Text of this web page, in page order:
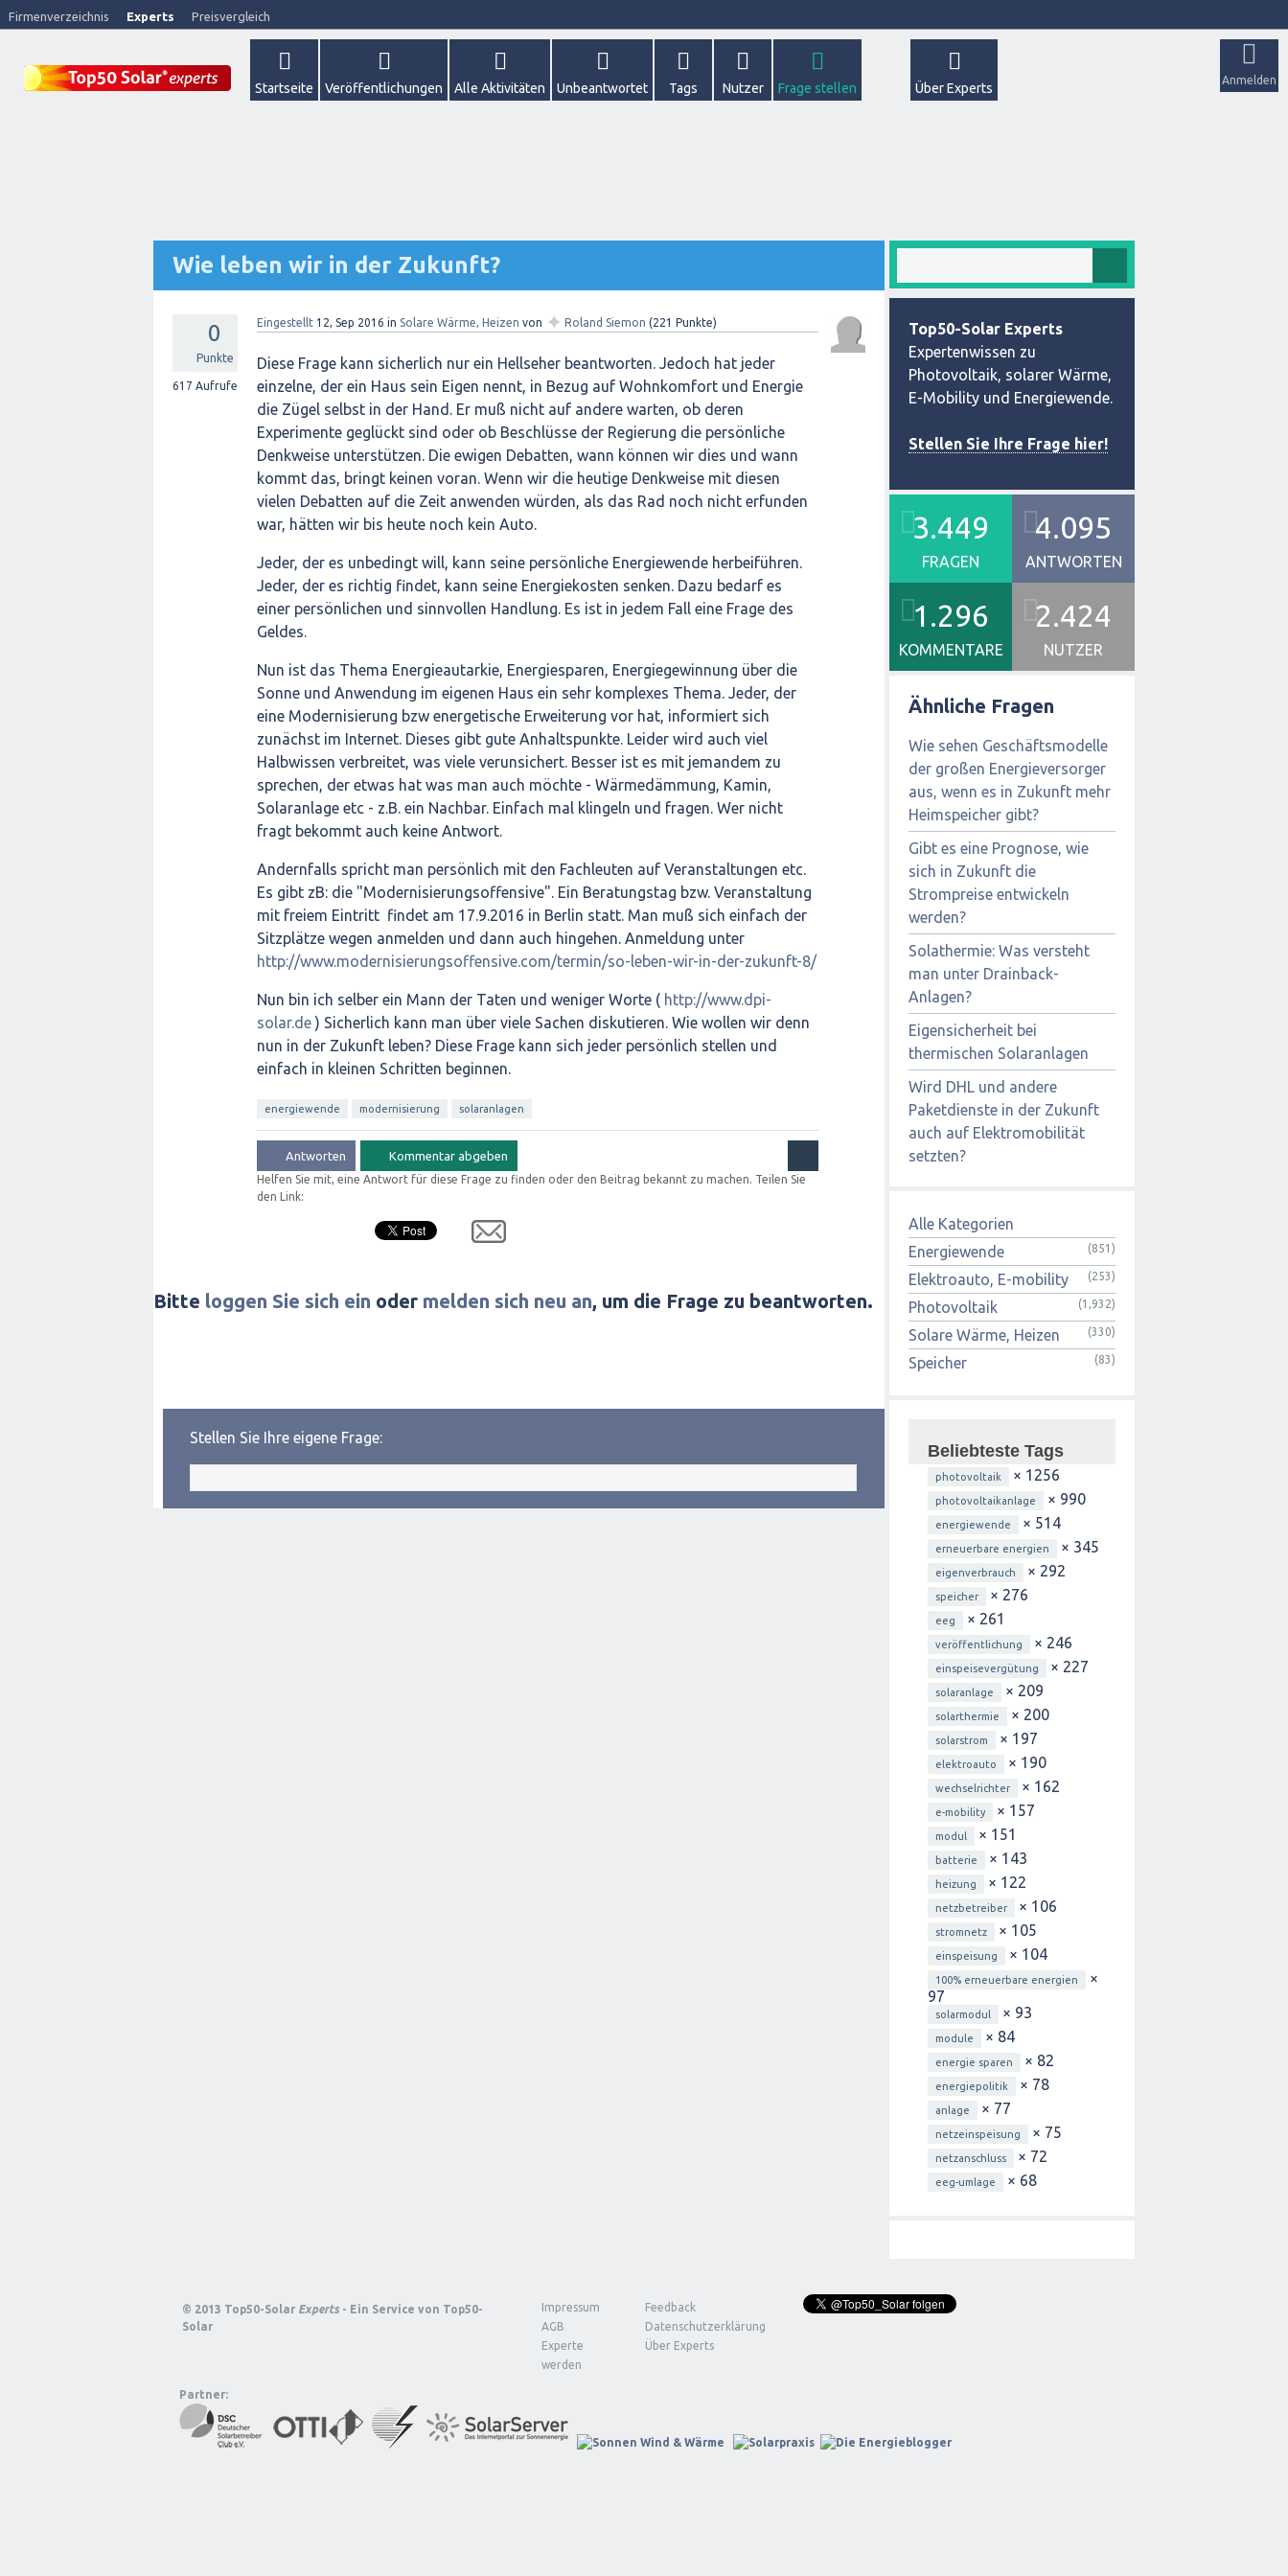
Firmenverzeichnis Experts Preisvergleich
Anmelden
Startseite Veröffentlichungen Alle Aktivitäten Unbeantwortet Tags Nutzer Frage stellen Über Experts
Wie leben wir in der Zukunft?
0
Punkte
617 Aufrufe
Eingestellt 12, Sep 2016 in Solare Wärme, Heizen von ✦ Roland Siemon (221 Punkte)
Diese Frage kann sicherlich nur ein Hellseher beantworten. Jedoch hat jeder
einzelne, der ein Haus sein Eigen nennt, in Bezug auf Wohnkomfort und Energie
die Zügel selbst in der Hand. Er muß nicht auf andere warten, ob deren
Experimente geglückt sind oder ob Beschlüsse der Regierung die persönliche
Denkweise unterstützen. Die ewigen Debatten, wann können wir dies und wann
kommt das, bringt keinen voran. Wenn wir die heutige Denkweise mit diesen
vielen Debatten auf die Zeit anwenden würden, als das Rad noch nicht erfunden
war, hätten wir bis heute noch kein Auto.
Jeder, der es unbedingt will, kann seine persönliche Energiewende herbeiführen.
Jeder, der es richtig findet, kann seine Energiekosten senken. Dazu bedarf es
einer persönlichen und sinnvollen Handlung. Es ist in jedem Fall eine Frage des
Geldes.
Nun ist das Thema Energieautarkie, Energiesparen, Energiegewinnung über die
Sonne und Anwendung im eigenen Haus ein sehr komplexes Thema. Jeder, der
eine Modernisierung bzw energetische Erweiterung vor hat, informiert sich
zunächst im Internet. Dieses gibt gute Anhaltspunkte. Leider wird auch viel
Halbwissen verbreitet, was viele verunsichert. Besser ist es mit jemandem zu
sprechen, der etwas hat was man auch möchte - Wärmedämmung, Kamin,
Solaranlage etc - z.B. ein Nachbar. Einfach mal klingeln und fragen. Wer nicht
fragt bekommt auch keine Antwort.
Andernfalls spricht man persönlich mit den Fachleuten auf Veranstaltungen etc.
Es gibt zB: die "Modernisierungsoffensive". Ein Beratungstag bzw. Veranstaltung
mit freiem Eintritt findet am 17.9.2016 in Berlin statt. Man muß sich einfach der
Sitzplätze wegen anmelden und dann auch hingehen. Anmeldung unter
http://www.modernisierungsoffensive.com/termin/so-leben-wir-in-der-zukunft-8/
Nun bin ich selber ein Mann der Taten und weniger Worte ( http://www.dpi-
solar.de) Sicherlich kann man über viele Sachen diskutieren. Wie wollen wir denn
nun in der Zukunft leben? Diese Frage kann sich jeder persönlich stellen und
einfach in kleinen Schritten beginnen.
energiewende modernisierung solaranlagen
Helfen Sie mit, eine Antwort für diese Frage zu finden oder den Beitrag bekannt zu machen. Teilen Sie
den Link:
Bitte loggen Sie sich ein oder melden sich neu an, um die Frage zu beantworten.
Stellen Sie Ihre eigene Frage:
Top50-Solar Experts
Expertenwissen zu
Photovoltaik, solarer Wärme,
E-Mobility und Energiewende.
Stellen Sie Ihre Frage hier!
3.449
FRAGEN
4.095
ANTWORTEN
1.296
KOMMENTARE
2.424
NUTZER
Ähnliche Fragen
Wie sehen Geschäftsmodelle
der großen Energieversorger
aus, wenn es in Zukunft mehr
Heimspeicher gibt?
Gibt es eine Prognose, wie
sich in Zukunft die
Strompreise entwickeln
werden?
Solathermie: Was versteht
man unter Drainback-
Anlagen?
Eigensicherheit bei
thermischen Solaranlagen
Wird DHL und andere
Paketdienste in der Zukunft
auch auf Elektromobilität
setzten?
Alle Kategorien
Energiewende
(851)
Elektroauto, E-mobility (253)
Photovoltaik (1,932)
Solare Wärme, Heizen (330)
Speicher (83)
Beliebteste Tags
photovoltaik × 1256
photovoltaikanlage × 990
energiewende × 514
erneuerbare energien × 345
eigenverbrauch × 292
speicher × 276
eeg × 261
veröffentlichung × 246
einspeisevergütung × 227
solaranlage × 209
solarthermie × 200
solarstrom × 197
elektroauto × 190
wechselrichter × 162
e-mobility × 157
modul × 151
batterie × 143
heizung × 122
netzbetreiber × 106
stromnetz × 105
einspeisung × 104
100% erneuerbare energien
×
97
solarmodul × 93
module × 84
energie sparen × 82
energiepolitik × 78
anlage × 77
netzeinspeisung × 75
netzanschluss × 72
eeg-umlage × 68
© 2013 Top50-Solar Experts - Ein Service von Top50-
Solar
Impressum
Feedback
AGB
Datenschutzerklärung
Experte
werden
Über Experts
Partner: